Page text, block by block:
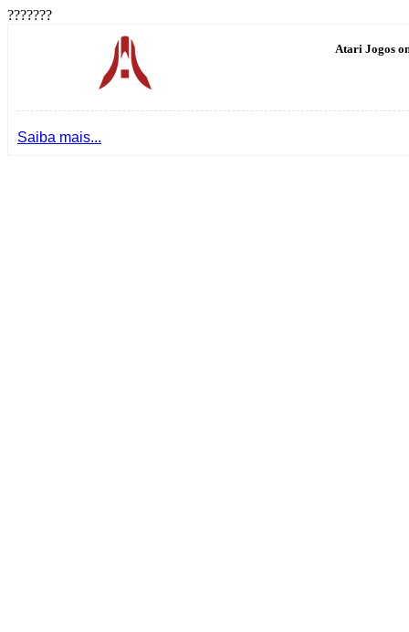
???????
Atari Jogos
Saiba mais...